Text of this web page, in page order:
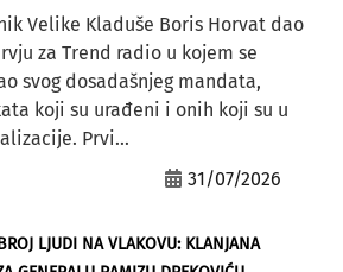
Velike Kladuše Boris Horvat dao
za Trend radio u kojem se
svog dosadašnjeg mandata,
koji su urađeni i onih koji su u
Prvi...
31/07/2026
LJUDI NA VLAKOVU: KLANJANA